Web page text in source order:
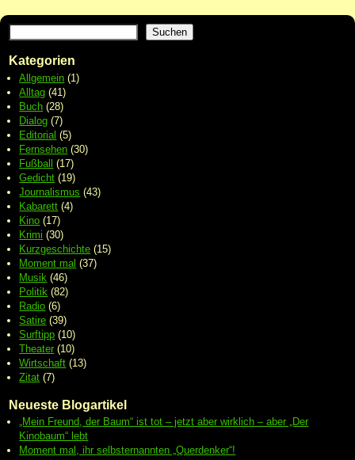
Suchen
Kategorien
Allgemein (1)
Alltag (41)
Buch (28)
Dialog (7)
Editorial (5)
Fernsehen (30)
Fußball (17)
Gedicht (19)
Journalismus (43)
Kabarett (4)
Kino (17)
Krimi (30)
Kurzgeschichte (15)
Moment mal (37)
Musik (46)
Politik (82)
Radio (6)
Satire (39)
Surftipp (10)
Theater (10)
Wirtschaft (13)
Zitat (7)
Neueste Blogartikel
„Mein Freund, der Baum“ ist tot – jetzt aber wirklich – aber „Der
Kinobaum“ lebt
Moment mal, ihr selbsternannten „Querdenker“!